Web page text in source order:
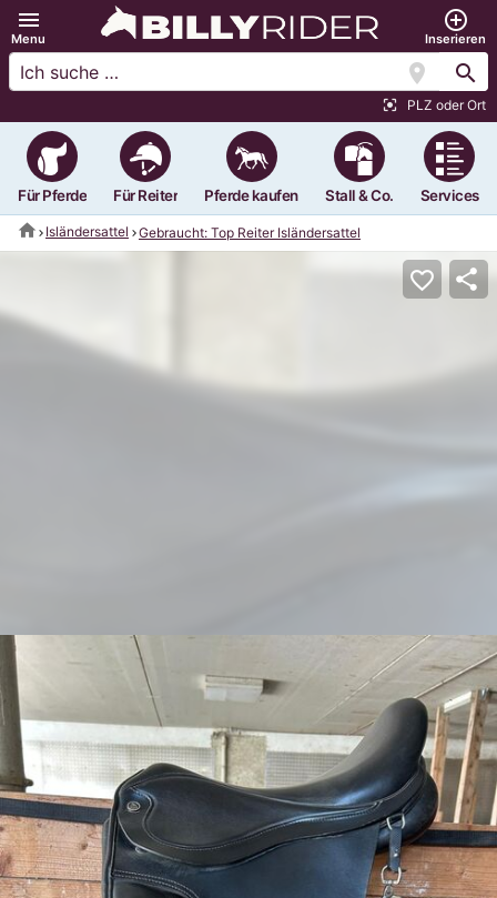
menu
Menu
add_circle_outline
Inserieren
location_on search
center_focus_strong PLZ oder Ort
Für Pferde Für Reiter Pferde kaufen Stall & Co. Services
home Isländersattel Gebraucht: Top Reiter Isländersattel
favorite_border share